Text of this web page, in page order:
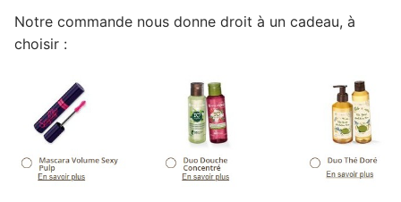
Notre commande nous donne droit à un cadeau, à
choisir :